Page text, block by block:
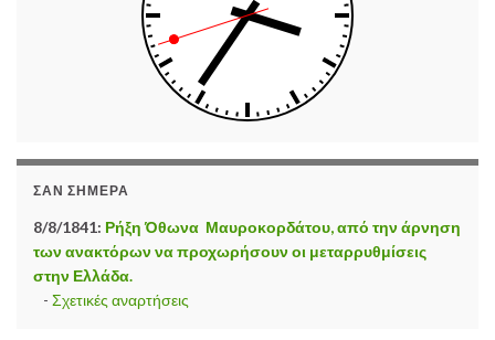
ΣΑΝ ΣΉΜΕΡΑ
8/8/1841: Ρήξη Όθωνα  Μαυροκορδάτου, από την άρνηση
των ανακτόρων να προχωρήσουν οι μεταρρυθμίσεις
στην Ελλάδα.
- Σχετικές αναρτήσεις